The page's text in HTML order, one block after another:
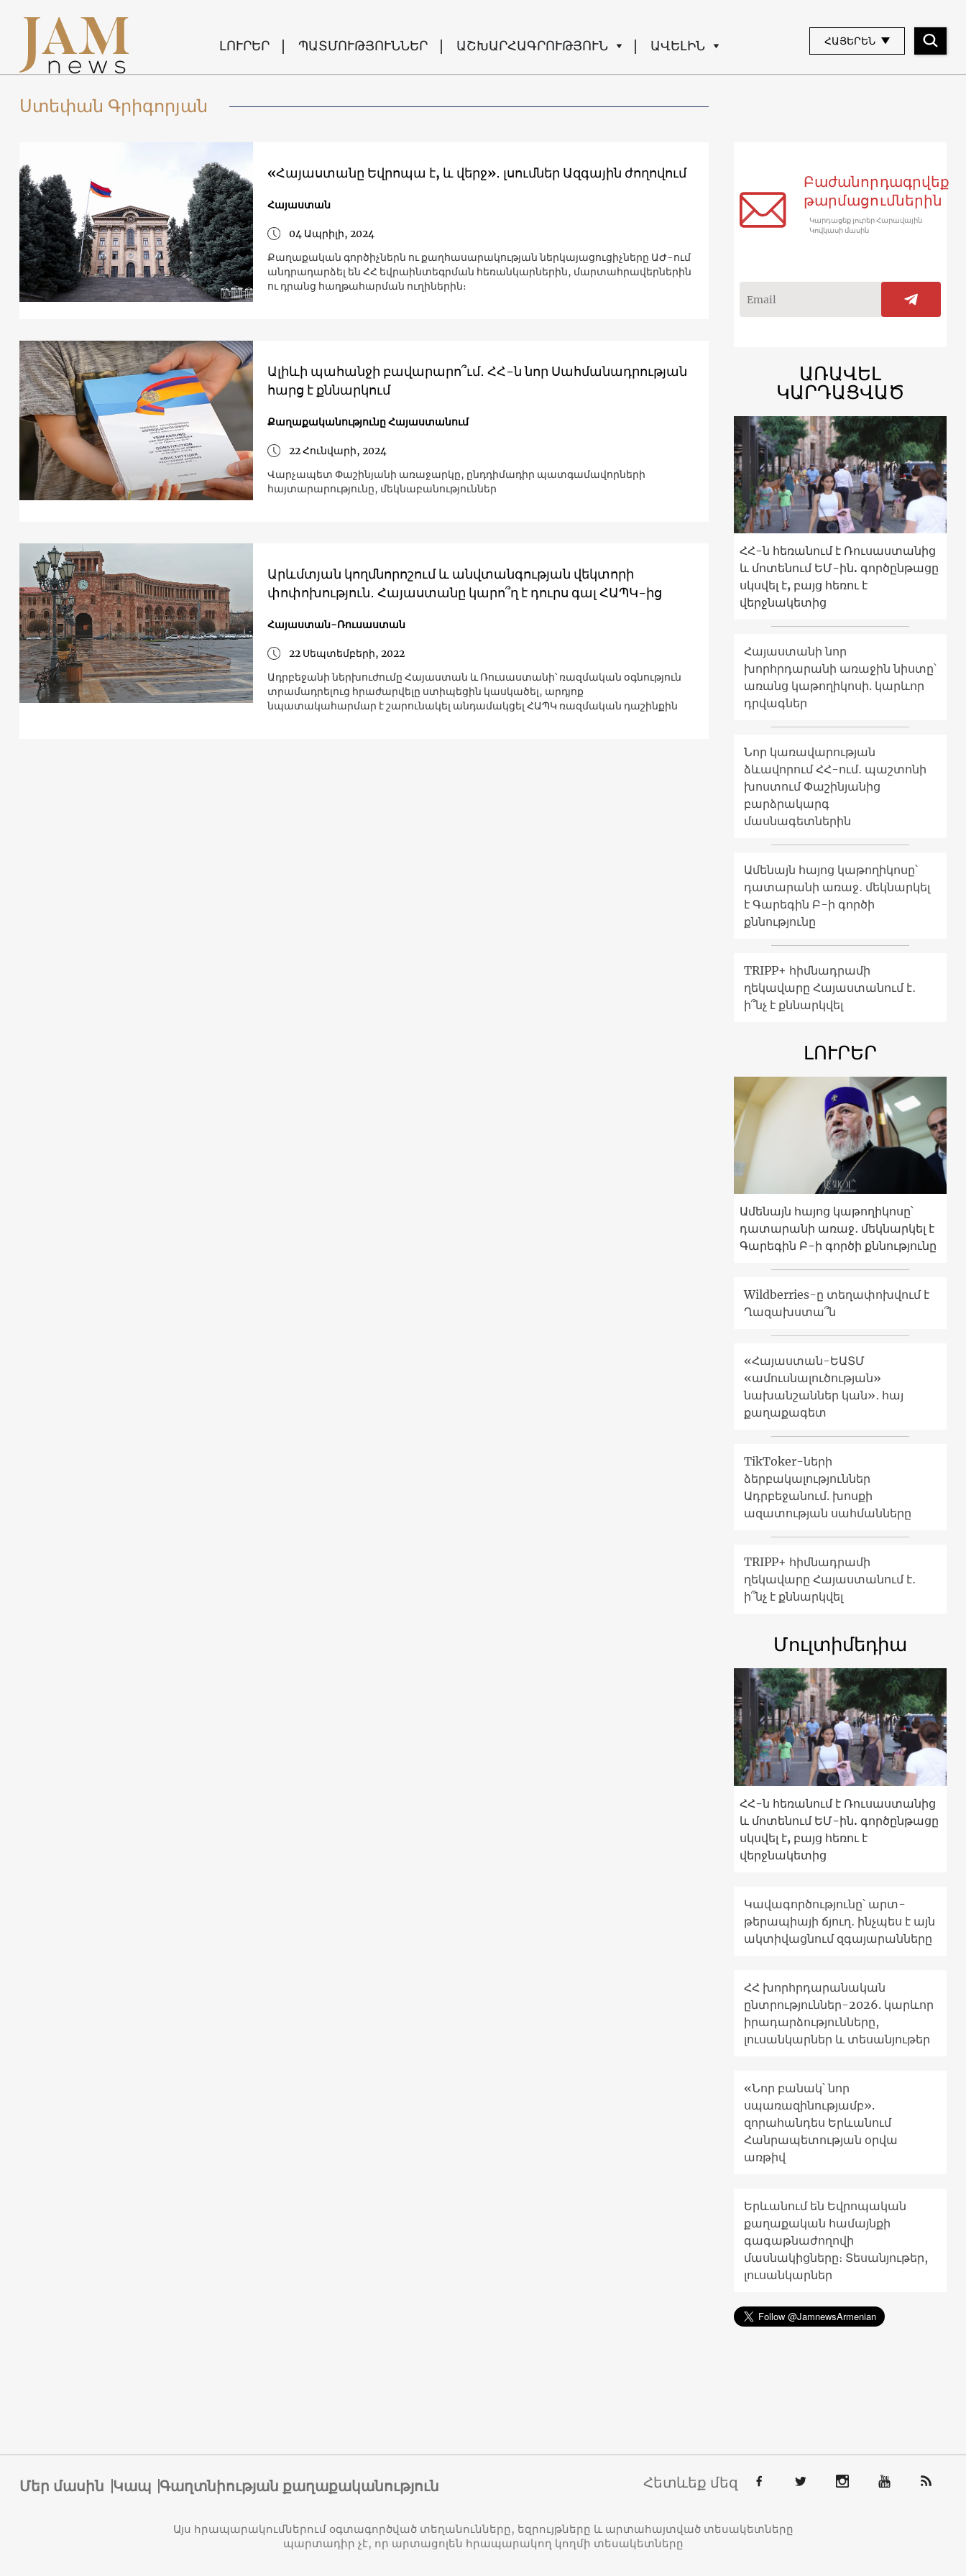
ԼՈՒՐԵՐ ՊԱՏՄՈՒԹՅՈՒՆՆԵՐ ԱՇԽԱՐՀԱԳՐՈՒԹՅՈՒՆ ԱՎԵԼԻՆ ՀԱՅԵՐԵՆ
Ստեփան Գրիգորյան
«Հայաստանը Եվրոպա է, և վերջ»․ լսումներ Ազգային ժողովում
Հայաստան
04 Ապրիլի, 2024
Քաղաքական գործիչներն ու քաղհասարակության ներկայացուցիչները ԱԺ-ում
անդրադարձել են ՀՀ եվրաինտեգրման հեռանկարներին, մարտահրավերներին
ու դրանց հաղթահարման ուղիներին։
Ալիևի պահանջի բավարարո՞ւմ․ ՀՀ-ն նոր Սահմանադրության
հարց է քննարկում
Քաղաքականությունը Հայաստանում
22 Հունվարի, 2024
Վարչապետ Փաշինյանի առաջարկը, ընդդիմադիր պատգամավորների
հայտարարությունը, մեկնաբանություններ
Արևմտյան կողմնորոշում և անվտանգության վեկտորի
փոփոխություն․ Հայաստանը կարո՞ղ է դուրս գալ ՀԱՊԿ-ից
Հայաստան-Ռուսաստան
22 Սեպտեմբերի, 2022
Ադրբեջանի ներխուժումը Հայաստան և Ռուսաստանի՝ ռազմական օգնություն
տրամադրելուց հրաժարվելը ստիպեցին կասկածել, արդյոք
նպատակահարմար է շարունակել անդամակցել ՀԱՊԿ ռազմական դաշինքին
Բաժանորդագրվեք
թարմացումներին
Կարդացեք լուրեր Հարավային
Կովկասի մասին
ԱՌԱՎԵԼ
ԿԱՐԴԱՑՎԱԾ
ՀՀ-ն հեռանում է Ռուսաստանից
և մոտենում ԵՄ-ին. գործընթացը
սկսվել է, բայց հեռու է
վերջնակետից
Հայաստանի նոր
խորհրդարանի առաջին նիստը՝
առանց կաթողիկոսի. կարևոր
դրվագներ
Նոր կառավարության
ձևավորում ՀՀ-ում․ պաշտոնի
խոստում Փաշինյանից
բարձրակարգ
մասնագետներին
Ամենայն հայոց կաթողիկոսը՝
դատարանի առաջ․ մեկնարկել
է Գարեգին Բ-ի գործի
քննությունը
TRIPP+ հիմնադրամի
ղեկավարը Հայաստանում է․
ի՞նչ է քննարկվել
ԼՈՒՐԵՐ
Ամենայն հայոց կաթողիկոսը՝
դատարանի առաջ․ մեկնարկել է
Գարեգին Բ-ի գործի քննությունը
Wildberries-ը տեղափոխվում է
Ղազախստա՞ն
«Հայաստան-ԵԱՏՄ
«ամուսնալուծության»
նախանշաններ կան»․ հայ
քաղաքագետ
TikToker-ների
ձերբակալություններ
Ադրբեջանում. խոսքի
ազատության սահմանները
TRIPP+ հիմնադրամի
ղեկավարը Հայաստանում է․
ի՞նչ է քննարկվել
Մուլտիմեդիա
ՀՀ-ն հեռանում է Ռուսաստանից
և մոտենում ԵՄ-ին. գործընթացը
սկսվել է, բայց հեռու է
վերջնակետից
Կավագործությունը՝ արտ-
թերապիայի ճյուղ․ ինչպես է այն
ակտիվացնում զգայարանները
ՀՀ խորհրդարանական
ընտրություններ-2026. կարևոր
իրադարձությունները,
լուսանկարներ և տեսանյութեր
«Նոր բանակ՝ նոր
սպառազինությամբ».
զորահանդես Երևանում
Հանրապետության օրվա
առթիվ
Երևանում են Եվրոպական
քաղաքական համայնքի
գագաթնաժողովի
մասնակիցները։ Տեսանյութեր,
լուսանկարներ
Մեր մասին Կապ Գաղտնիության քաղաքականություն Հետևեք մեզ
Այս հրապարակումներում օգտագործված տեղանունները, եզրույթները և արտահայտված տեսակետները
պարտադիր չէ, որ արտացոլեն հրապարակող կողմի տեսակետները